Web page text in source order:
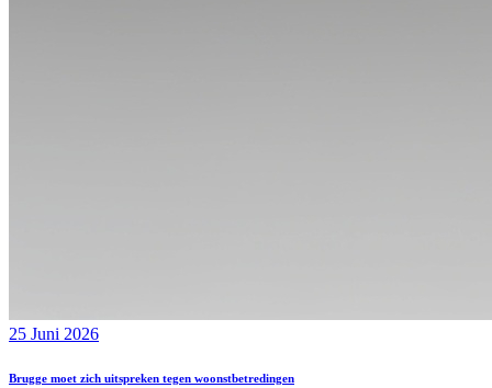
25 Juni 2026
Brugge moet zich uitspreken tegen woonstbetredingen